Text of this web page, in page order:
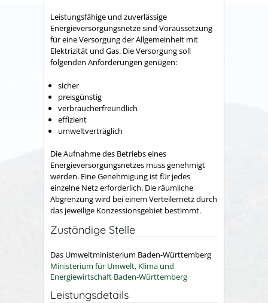
Leistungsfähige und zuverlässige
Energieversorgungsnetze sind Voraussetzung
für eine Versorgung der Allgemeinheit mit
Elektrizität und Gas. Die Versorgung soll
folgenden Anforderungen genügen:
sicher
preisgünstig
verbraucherfreundlich
effizient
umweltverträglich
Die Aufnahme des Betriebs eines
Energieversorgungsnetzes muss genehmigt
werden. Eine Genehmigung ist für jedes
einzelne Netz erforderlich. Die räumliche
Abgrenzung wird bei einem Verteilernetz durch
das jeweilige Konzessionsgebiet bestimmt.
Zuständige Stelle
Das Umweltministerium Baden-Württemberg
Ministerium für Umwelt, Klima und
Energiewirtschaft Baden-Württemberg
Leistungsdetails